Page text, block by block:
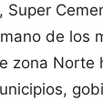
de los
zona Norte